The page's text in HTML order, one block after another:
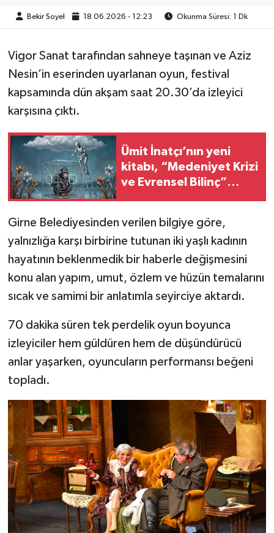
Bekir Soyel 18.06.2026 - 12:23 Okunma Süresi: 1 Dk
Vigor Sanat tarafından sahneye taşınan ve Aziz
Nesin’in eserinden uyarlanan oyun, festival
kapsamında dün akşam saat 20.30’da izleyici
karşısına çıktı.
Ümit İnatçı’nın yeni
kitabı, “Medeniyet Krizi
ve Evrensel Bilinç”
Girne Belediyesinden verilen bilgiye göre,
yalnızlığa karşı birbirine tutunan iki yaşlı kadının
hayatının beklenmedik bir haberle değişmesini
konu alan yapım, umut, özlem ve hüzün temalarını
sıcak ve samimi bir anlatımla seyirciye aktardı.
70 dakika süren tek perdelik oyun boyunca
izleyiciler hem güldüren hem de düşündürücü
anlar yaşarken, oyuncuların performansı beğeni
topladı.